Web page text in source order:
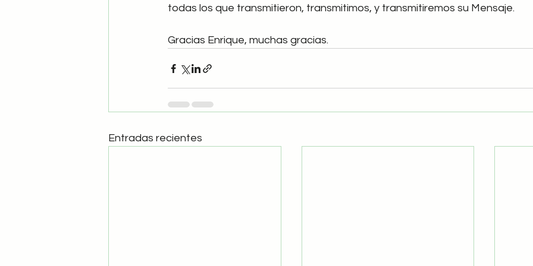
todas los que transmitieron, transmitimos, y transmitiremos su Mensaje.
Gracias Enrique, muchas gracias.
Entradas recientes